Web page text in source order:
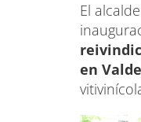
El
en